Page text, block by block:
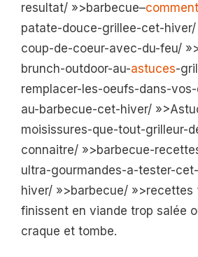
resultat/ »>barbecue–comment
patate-douce-grillee-cet-
coup-de-coeur-avec-du-feu/
brunch-outdoor-au-astuces-
remplacer-les-oeufs-dans-
au-barbecue-cet-hiver/
moisissures-que-tout-grilleur-
connaitre/ »>barbecue-
ultra-gourmandes-a-tester-cet-
hiver/ »>barbecue/ »>recettes
finissent en viande trop salée
craque et tombe.